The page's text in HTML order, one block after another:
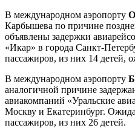
В международном аэропорту
Карбышева по причине
объявлены задержки
«Икар» в города Санкт-
пассажиров, из них 14 детей,
В международном аэропорту
аналогичной причине
авиакомпаний «Уральские
Москву и Екатеринбург.
пассажиров, из них 26 детей.